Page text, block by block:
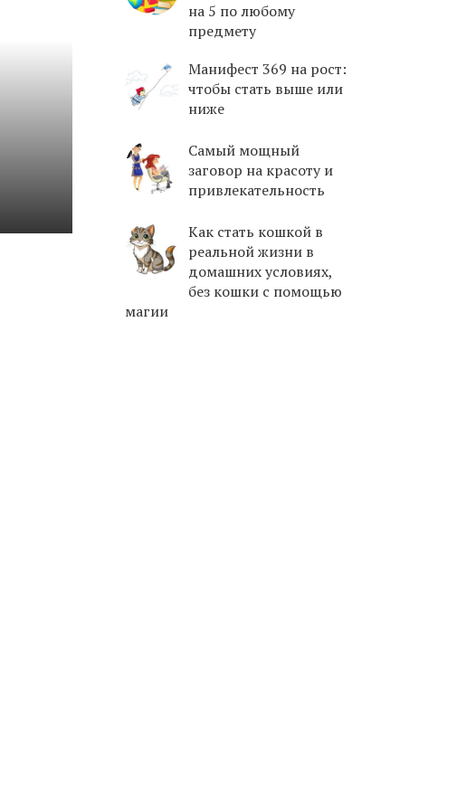
на 5 по любому
предмету
Манифест 369 на рост:
чтобы стать выше или
ниже
Самый мощный
заговор на красоту и
привлекательность
Как стать кошкой в
реальной жизни в
домашних условиях,
без кошки с помощью
магии